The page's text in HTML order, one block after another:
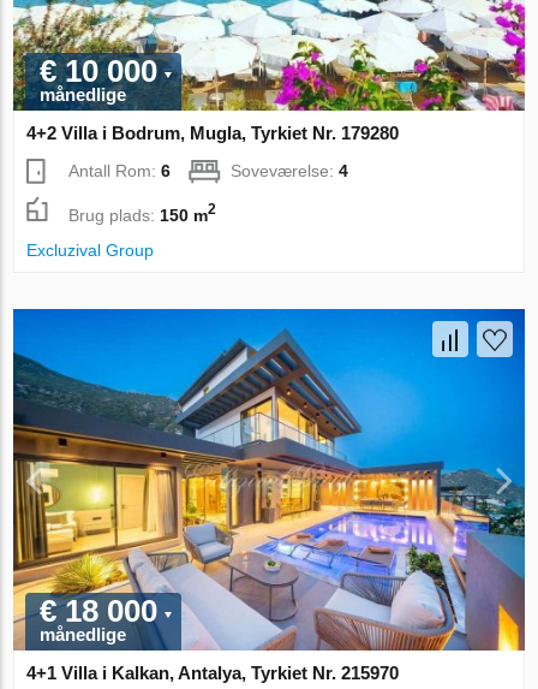
€ 10 000
månedlige
4+2 Villa i Bodrum, Mugla, Tyrkiet Nr. 179280
Antall Rom:6 Soveværelse:4
Brug plads: 150 m2
Excluzival Group
€ 18 000
månedlige
4+1 Villa i Kalkan, Antalya, Tyrkiet Nr. 215970